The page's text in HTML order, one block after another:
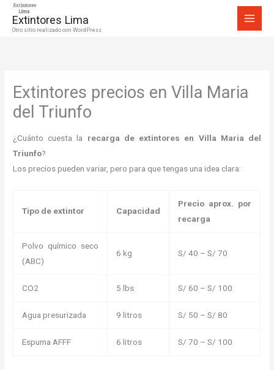
Extintores Lima
Otro sitio realizado con WordPress
Extintores precios en Villa Maria
del Triunfo
¿Cuánto cuesta la recarga de extintores en Villa Maria del
Triunfo?
Los precios pueden variar, pero para que tengas una idea clara:
Tipo de extintor Capacidad
Precio aprox. por
recarga
Polvo químico seco
(ABC)
6 kg S/ 40 – S/ 70
CO2 5 lbs S/ 60 – S/ 100
Agua presurizada 9 litros S/ 50 – S/ 80
Espuma AFFF 6 litros S/ 70 – S/ 100